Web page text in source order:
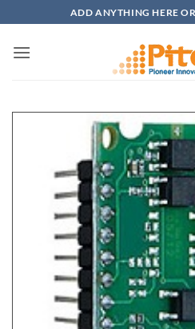
qua
nội
ADD ANYTHING HERE